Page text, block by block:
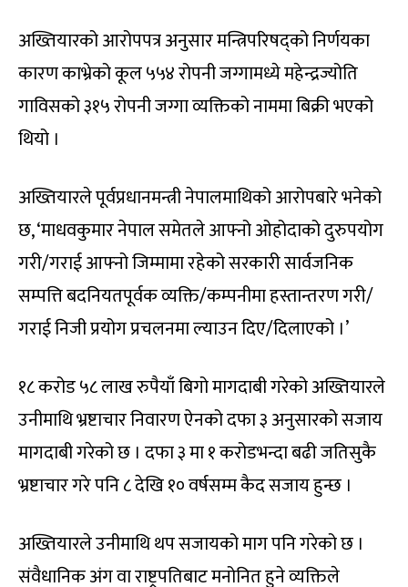
अख्तियारको आरोपपत्र अनुसार मन्त्रिपरिषद्‌को निर्णयका
कारण काभ्रेको कूल ५५४ रोपनी जग्गामध्ये महेन्द्रज्योति
गाविसको ३१५ रोपनी जग्गा व्यक्तिको नाममा बिक्री भएको
थियो ।
अख्तियारले पूर्वप्रधानमन्त्री नेपालमाथिको आरोपबारे भनेको
छ, ‘माधवकुमार नेपाल समेतले आफ्नो ओहोदाको दुरुपयोग
गरी/गराई आफ्नो जिम्मामा रहेको सरकारी सार्वजनिक
सम्पत्ति बदनियतपूर्वक व्यक्ति/कम्पनीमा हस्तान्तरण गरी/
गराई निजी प्रयोग प्रचलनमा ल्याउन दिए/दिलाएको ।’
१८ करोड ५८ लाख रुपैयाँ बिगो मागदाबी गरेको अख्तियारले
उनीमाथि भ्रष्टाचार निवारण ऐनको दफा ३ अनुसारको सजाय
मागदाबी गरेको छ । दफा ३ मा १ करोडभन्दा बढी जतिसुकै
भ्रष्टाचार गरे पनि ८ देखि १० वर्षसम्म कैद सजाय हुन्छ ।
अख्तियारले उनीमाथि थप सजायको माग पनि गरेको छ ।
संवैधानिक अंग वा राष्ट्रपतिबाट मनोनित हुने व्यक्तिले